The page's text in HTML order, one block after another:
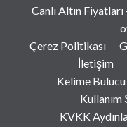
Canlı Altın
Çerez Politikası
İletişim
Kelime
Kullanım
KVKK